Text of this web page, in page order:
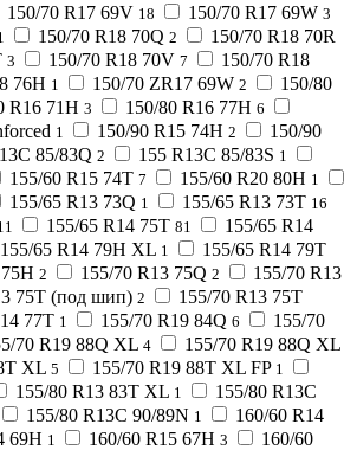
150/70 R17 69V 18 150/70 R17 69W 3
150/70 R18 70Q 2 150/70 R18 70R
3 150/70 R18 70V 7
150/70 R18
76H 1 150/70 ZR17 69W 2
150/80
R16 71H 3 150/80 R16 77H 6
1 150/90 R15 74H 2
150/90
85/83Q 2 155 R13C 85/83S 1
155/60 R15 74T 7 155/60 R20 80H 1
155/65 R13 73Q 1 155/65 R13 73T 16
155/65 R14 75T 81
155/65 R14
155/65 R14 79H XL 1
155/65 R14 79T
2 155/70 R13 75Q 2
155/70 R13
75T (под шип) 2
155/70 R13 75T
77T 1 155/70 R19 84Q 6
155/70
70 R19 88Q XL 4
155/70 R19 88Q XL
XL 5 155/70 R19 88T XL FP 1
155/80 R13 83T XL 1
155/80 R13C
155/80 R13C 90/89N 1
160/60 R14
69H 1 160/60 R15 67H 3
160/60